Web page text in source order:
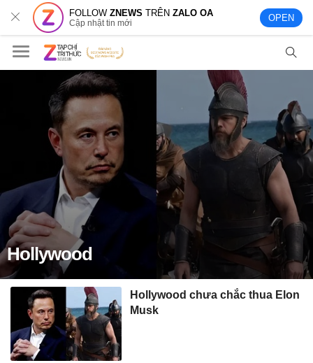
FOLLOWZNEWS TRÊNZALO OA
Cập nhật tin mới OPEN
Hollywood
Hollywood chưa chắc thua Elon
Musk